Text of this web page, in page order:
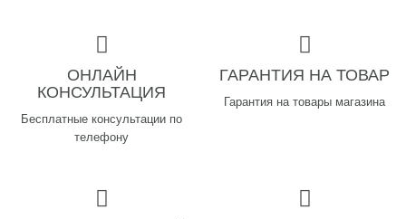
ОНЛАЙН
КОНСУЛЬТАЦИЯ
Бесплатные консультации по
телефону
ГАРАНТИЯ НА ТОВАР
Гарантия на товары магазина